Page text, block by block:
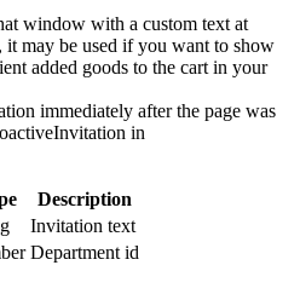
window with a custom text at
it may be used if you want to show
added goods to the cart in your
immediately after the page was
in
Description
Invitation text
Department id